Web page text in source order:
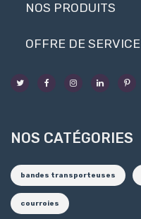
NOS PRODUITS
OFFRE DE SERVICE
NOS CATÉGORIES
bandes transporteuses
courroies